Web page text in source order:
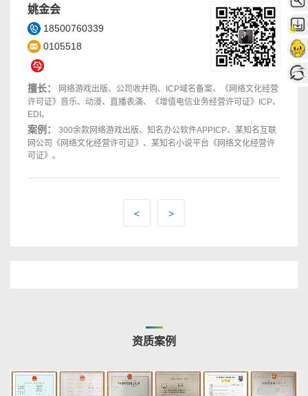
姚金会
18500760339
0105518
擅长：
网络游戏出版、公司收并购、ICP域名备案、《网络文化经营
许可证》音乐、动漫、直播表演、《增值电信业务经营许可证》ICP、
EDI。
案例：
300余款网络游戏出版、知名办公软件APPICP、某知名互联
网公司《网络文化经营许可证》、某知名小说平台《网络文化经营许
可证》。
< >
资质案例